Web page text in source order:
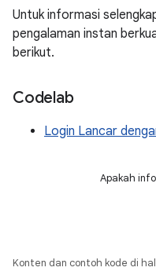
Untuk informasi
pengalaman instan
berikut.
Codelab
Login Lancar
Apakah
Konten dan contoh kode di